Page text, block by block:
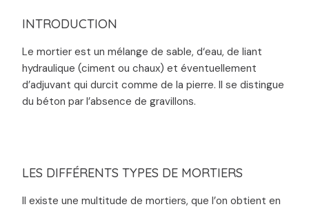
INTRODUCTION
Le mortier est un mélange de sable, d‘eau, de liant
hydraulique (ciment ou chaux) et éventuellement
d’adjuvant qui durcit comme de la pierre. Il se distingue
du béton par l’absence de gravillons.
LES DIFFÉRENTS TYPES DE MORTIERS
Il existe une multitude de mortiers, que l’on obtient en